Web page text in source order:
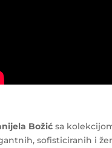
Božićsa
sofisticiranih i